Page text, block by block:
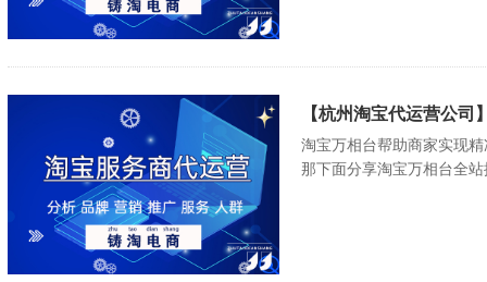
【杭州淘宝代运营公
淘宝万相台帮助商家实现
那下面分享淘宝万相台全